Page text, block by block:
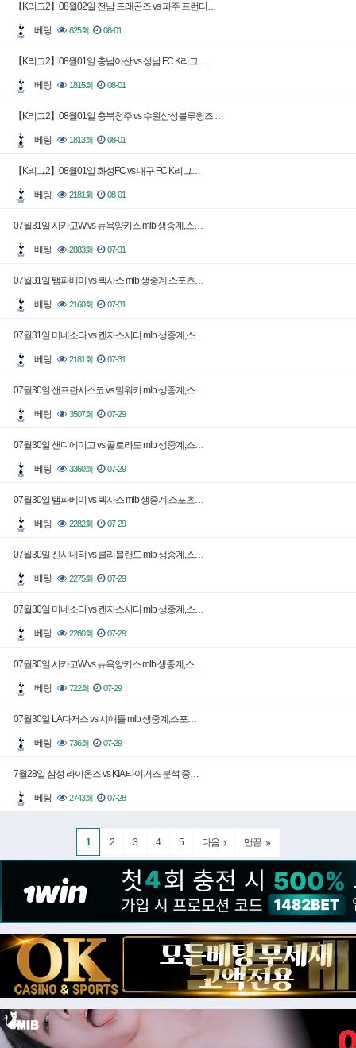
【K리그2】08월02일 전남 드래곤즈 vs 파주 프런티…
베팅 625회 08-01
【K리그2】08월01일 충남아산 vs 성남 FC K리그…
베팅 1815회 08-01
【K리그2】08월01일 충북청주 vs 수원삼성블루윙즈 …
베팅 1813회 08-01
【K리그2】08월01일 화성FC vs 대구 FC K리그…
베팅 2181회 08-01
07월31일 시카고W vs 뉴욕양키스 mlb 생중계,스…
베팅 2883회 07-31
07월31일 탬파베이 vs 텍사스 mlb 생중계,스포츠…
베팅 2160회 07-31
07월31일 미네소타 vs 캔자스시티 mlb 생중계,스…
베팅 2181회 07-31
07월30일 샌프란시스코 vs 밀워키 mlb 생중계,스…
베팅 3507회 07-29
07월30일 샌디에이고 vs 콜로라도 mlb 생중계,스…
베팅 3360회 07-29
07월30일 탬파베이 vs 텍사스 mlb 생중계,스포츠…
베팅 2282회 07-29
07월30일 신시내티 vs 클리블랜드 mlb 생중계,스…
베팅 2275회 07-29
07월30일 미네소타 vs 캔자스시티 mlb 생중계,스…
베팅 2260회 07-29
07월30일 시카고W vs 뉴욕양키스 mlb 생중계,스…
베팅 722회 07-29
07월30일 LA다저스 vs 시애틀 mlb 생중계,스포…
베팅 736회 07-29
7월28일 삼성 라이온즈 vs KIA 타이거즈 분석 중…
베팅 2743회 07-28
1 2 3 4 5 다음 맨끝